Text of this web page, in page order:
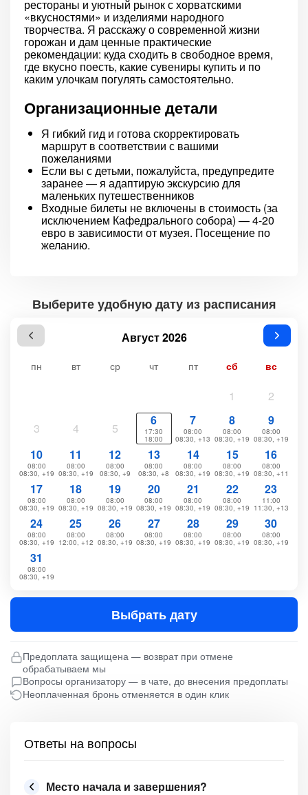
рестораны и уютный рынок с хорватскими
«вкусностями» и изделиями народного
творчества. Я расскажу о современной жизни
горожан и дам ценные практические
рекомендации: куда сходить в свободное время,
где вкусно поесть, какие сувениры купить и по
каким улочкам погулять самостоятельно.
Организационные детали
Я гибкий гид и готова скорректировать
маршрут в соответствии с вашими
пожеланиями
Если вы с детьми, пожалуйста, предупредите
заранее — я адаптирую экскурсию для
маленьких путешественников
Входные билеты не включены в стоимость (за
исключением Кафедрального собора) — 4-20
евро в зависимости от музея. Посещение по
желанию.
Выберите удобную дату из расписания
Август 2026
пн вт ср чт пт сб вс
1 2
3 4 5
6
17:30
18:00
7
08:00
08:30, +13
8
08:00
08:30, +19
9
08:00
08:30, +19
10
08:00
08:30, +19
11
08:00
08:30, +19
12
08:00
08:30, +9
13
08:00
08:30, +8
14
08:00
08:30, +19
15
08:00
08:30, +19
16
08:00
08:30, +11
17
08:00
08:30, +19
18
08:00
08:30, +19
19
08:00
08:30, +19
20
08:00
08:30, +19
21
08:00
08:30, +19
22
08:00
08:30, +19
23
11:00
11:30, +13
24
08:00
08:30, +19
25
08:00
12:00, +12
26
08:00
08:30, +19
27
08:00
08:30, +19
28
08:00
08:30, +19
29
08:00
08:30, +19
30
08:00
08:30, +19
31
08:00
08:30, +19
Выбрать дату
Предоплата защищена — возврат при отмене
обрабатываем мы
Вопросы организатору — в чате, до внесения предоплаты
Неоплаченная бронь отменяется в один клик
Ответы на вопросы
Место начала и завершения?